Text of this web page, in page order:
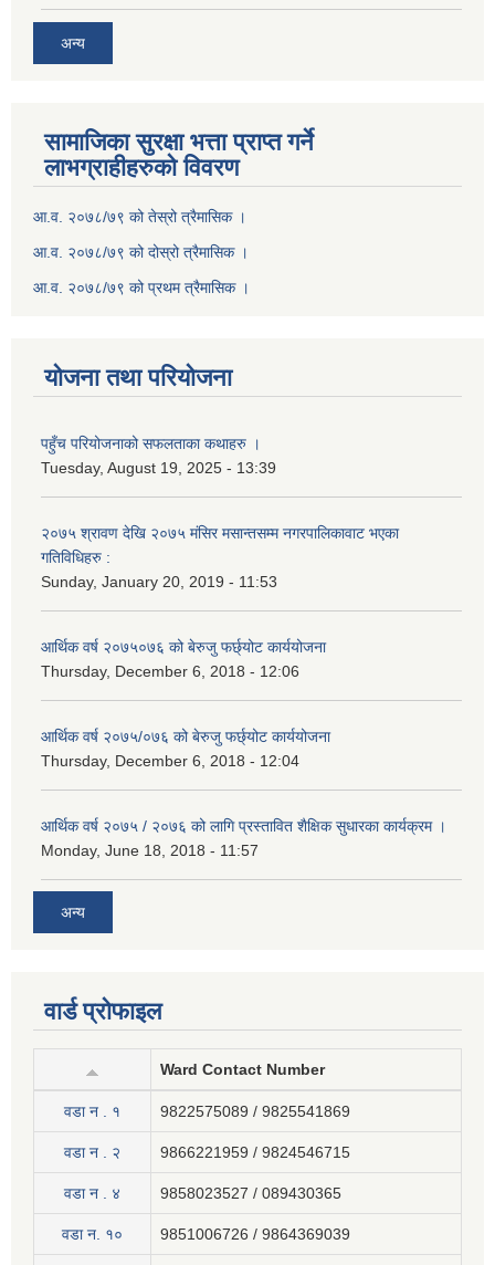
अन्य
सामाजिका सुरक्षा भत्ता प्राप्त गर्ने
लाभग्राहीहरुको विवरण
आ.व. २०७८/७९ को तेस्रो त्रैमासिक ।
आ.व. २०७८/७९ को दोस्रो त्रैमासिक ।
आ.व. २०७८/७९ को प्रथम त्रैमासिक ।
योजना तथा परियोजना
पहुँच परियोजनाको सफलताका कथाहरु ।
Tuesday, August 19, 2025 - 13:39
२०७५ श्रावण देखि २०७५ मंसिर मसान्तसम्म नगरपालिकावाट भएका
गतिविधिहरु :
Sunday, January 20, 2019 - 11:53
आर्थिक वर्ष २०७५०७६ को बेरुजु फर्छ्योट कार्ययोजना
Thursday, December 6, 2018 - 12:06
आर्थिक वर्ष २०७५/०७६ को बेरुजु फर्छ्योट कार्ययोजना
Thursday, December 6, 2018 - 12:04
आर्थिक वर्ष २०७५ / २०७६ को लागि प्रस्तावित शैक्षिक सुधारका कार्यक्रम ।
Monday, June 18, 2018 - 11:57
अन्य
वार्ड प्रोफाइल
Ward Contact Number
वडा न . १ 9822575089 / 9825541869
वडा न . २ 9866221959 / 9824546715
वडा न . ४ 9858023527 / 089430365
वडा न. १० 9851006726 / 9864369039